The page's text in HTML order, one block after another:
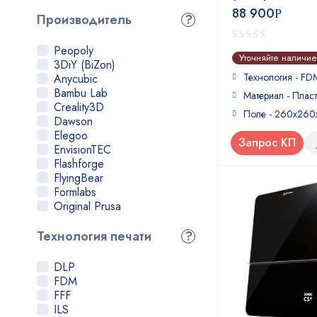
Производитель ?
Peopoly
3DiY (BiZon)
Anycubic
Bambu Lab
Creality3D
Dawson
Elegoo
EnvisionTEC
Flashforge
FlyingBear
Formlabs
Original Prusa
Picaso
Raise3D
Sintratec
Uniz
Voltera
Технология печати ?
DLP
FDM
FFF
ILS
88 900Р
0
out
of
Уточняйте наличие
Технология -
Материал -
Поле -
Запрос КП